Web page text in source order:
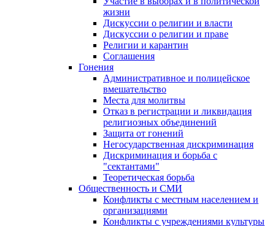
жизни
Дискуссии о религии и власти
Дискуссии о религии и праве
Религии и карантин
Соглашения
Гонения
Административное и полицейское
вмешательство
Места для молитвы
Отказ в регистрации и ликвидация
религиозных объединений
Защита от гонений
Негосударственная дискриминация
Дискриминация и борьба с
"сектантами"
Теоретическая борьба
Общественность и СМИ
Конфликты с местным населением и
организациями
Конфликты с учреждениями культуры